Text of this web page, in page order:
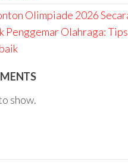
Olimpiade 2026
Penggemar Olahraga: Tips
show.